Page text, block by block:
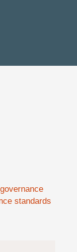
standards